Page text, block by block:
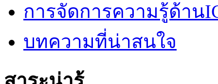
การจัดการความรู้ด้าน
บทความที่น่าสนใจ